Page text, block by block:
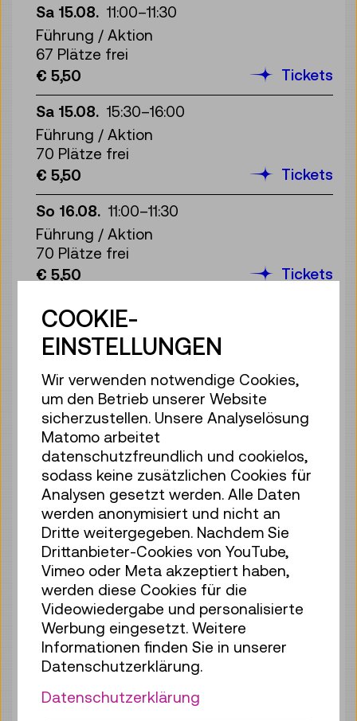
Sa 15.08. 11:00–11:30
Führung / Aktion
67 Plätze frei
€ 5,50
Tickets
Sa 15.08. 15:30–16:00
Führung / Aktion
70 Plätze frei
€ 5,50
Tickets
So 16.08. 11:00–11:30
Führung / Aktion
70 Plätze frei
€ 5,50
Tickets
So 16.08. 15:30
Führung / Aktion
70 Plätze frei
€ 5,50
Tickets
Mo 17.08. 11:15–11:45
Führung / Aktion
70 Plätze frei
€ 5,50
Tickets
Mo 17.08. 15:30–16:00
Führung / Aktion
70 Plätze frei
€ 5,50
Tickets
Di 18.08. 11:15–11:45
Führung / Aktion
67 Plätze frei
€ 5,50
Di 18.08. 15:30– 16:00
COOKIE-
EINSTELLUNGEN
Wir verwenden notwendige Cookies,
um den Betrieb unserer Website
sicherzustellen. Unsere Analyselösung
Matomo arbeitet
datenschutzfreundlich und cookielos,
sodass keine zusätzlichen Cookies für
Analysen gesetzt werden. Alle Daten
werden anonymisiert und nicht an
Dritte weitergegeben. Nachdem Sie
Drittanbieter-Cookies von YouTube,
Vimeo oder Meta akzeptiert haben,
werden diese Cookies für die
Videowiedergabe und personalisierte
Werbung eingesetzt. Weitere
Informationen finden Sie in unserer
Datenschutzerklärung.
Datenschutzerklärung